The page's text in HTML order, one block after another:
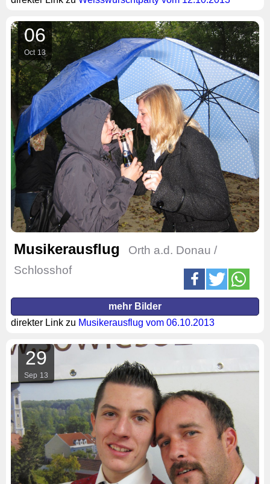
06
Oct 13
Musikerausflug
Orth a.d. Donau /
Schlosshof
mehr Bilder
direkter Link zu Musikerausflug vom 06.10.2013
29
Sep 13